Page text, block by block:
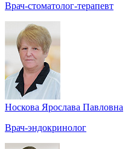
Врач-стоматолог-терапевт
Носкова Ярослава Павловна
Врач-эндокринолог